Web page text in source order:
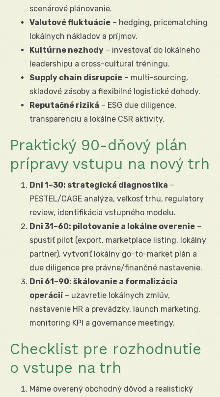
scenárové plánovanie.
Valutové fluktuácie – hedging, pricematching
lokálnych nákladov a príjmov.
Kultúrne nezhody – investovať do lokálneho
leadershipu a cross-cultural tréningu.
Supply chain disrupcie – multi-sourcing,
skladové zásoby a flexibilné logistické dohody.
Reputačné riziká – ESG due diligence,
transparenciu a lokálne CSR aktivity.
Praktický 90-dňový plán
prípravy vstupu na nový trh
Dni 1–30: strategická diagnostika –
PESTEL/CAGE analýza, veľkosť trhu, regulatory
review, identifikácia vstupného modelu.
Dni 31–60: pilotovanie a lokálne overenie –
spustiť pilot (export, marketplace listing, lokálny
partner), vytvoriť lokálny go-to-market plán a
due diligence pre právne/finančné nastavenie.
Dni 61–90: škálovanie a formalizácia
operácií– uzavretie lokálnych zmlúv,
nastavenie HR a prevádzky, launch marketing,
monitoring KPI a governance meetingy.
Checklist pre rozhodnutie
o vstupe na trh
Máme overený obchodný dôvod a realistický